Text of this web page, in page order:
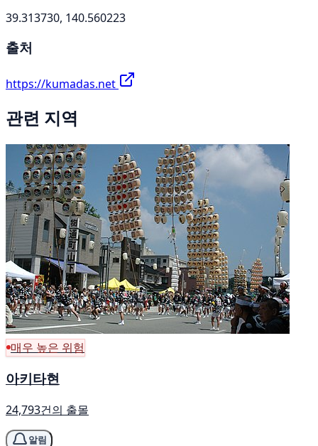
39.313730, 140.560223
출처
https://kumadas.net
관련 지역
매우 높은 위험
아키타현
24,793건의 출몰
알림